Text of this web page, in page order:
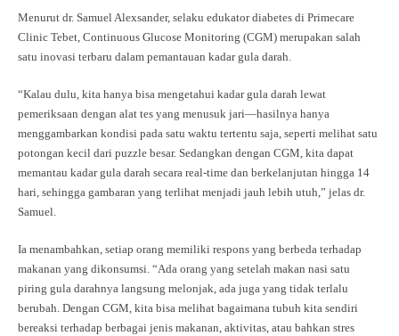
Menurut dr. Samuel Alexsander, selaku edukator diabetes di Primecare
Clinic Tebet, Continuous Glucose Monitoring (CGM) merupakan salah
satu inovasi terbaru dalam pemantauan kadar gula darah.
“Kalau dulu, kita hanya bisa mengetahui kadar gula darah lewat
pemeriksaan dengan alat tes yang menusuk jari—hasilnya hanya
menggambarkan kondisi pada satu waktu tertentu saja, seperti melihat satu
potongan kecil dari puzzle besar. Sedangkan dengan CGM, kita dapat
memantau kadar gula darah secara real-time dan berkelanjutan hingga 14
hari, sehingga gambaran yang terlihat menjadi jauh lebih utuh,” jelas dr.
Samuel.
Ia menambahkan, setiap orang memiliki respons yang berbeda terhadap
makanan yang dikonsumsi. “Ada orang yang setelah makan nasi satu
piring gula darahnya langsung melonjak, ada juga yang tidak terlalu
berubah. Dengan CGM, kita bisa melihat bagaimana tubuh kita sendiri
bereaksi terhadap berbagai jenis makanan, aktivitas, atau bahkan stres